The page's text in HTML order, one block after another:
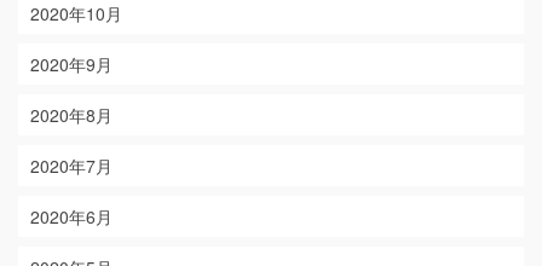
2020年10月
2020年9月
2020年8月
2020年7月
2020年6月